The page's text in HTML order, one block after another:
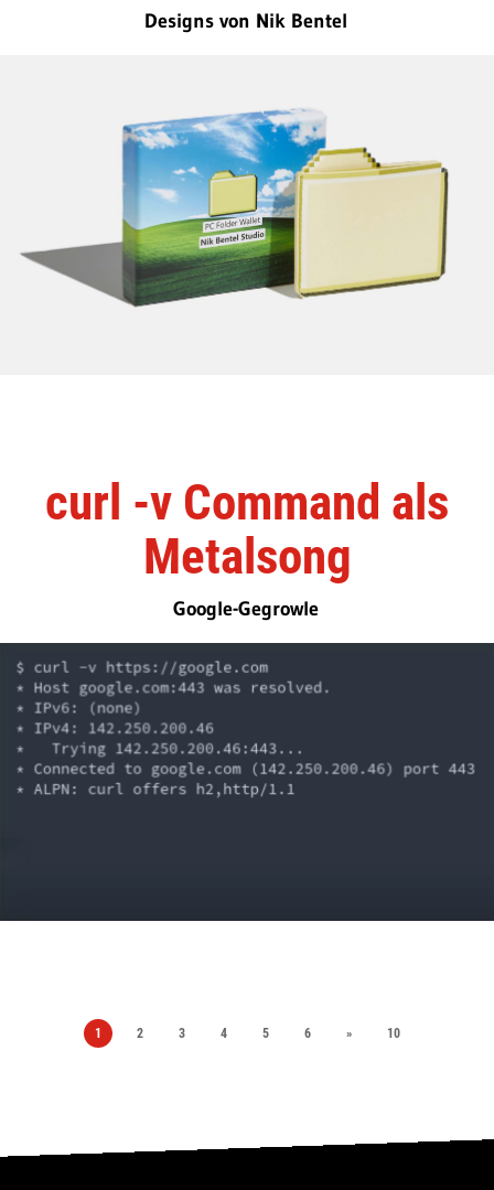
Designs von Nik Bentel
curl -v Command als
Metalsong
Google-Gegrowle
1 2 3 4 5 6 » 10